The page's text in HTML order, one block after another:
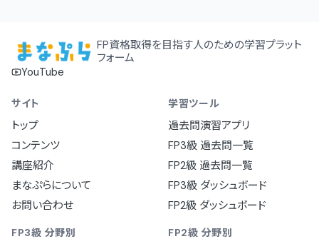
FP資格取得を目指す人のための学習プラット
フォーム
YouTube
サイト
トップ
コンテンツ
講座紹介
まなぷらについて
お問い合わせ
学習ツール
過去問演習アプリ
FP3級 過去問一覧
FP2級 過去問一覧
FP3級 ダッシュボード
FP2級 ダッシュボード
FP3級 分野別 FP2級 分野別